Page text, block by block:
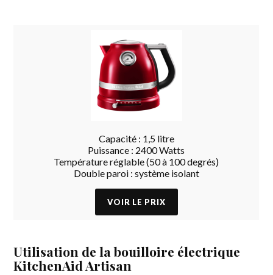
Capacité : 1,5 litre
Puissance : 2400 Watts
Température réglable (50 à 100 degrés)
Double paroi : système isolant
Utilisation de la bouilloire électrique
KitchenAid Artisan